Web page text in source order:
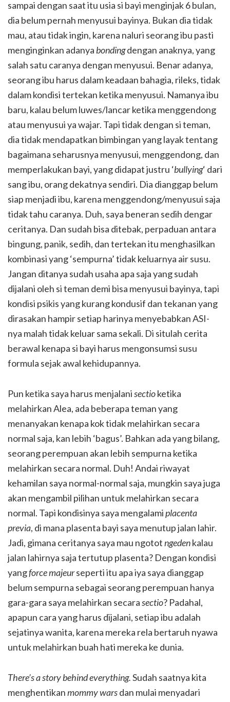
sampai dengan saat itu usia si bayi menginjak 6 bulan,
dia belum pernah menyusui bayinya. Bukan dia tidak
mau, atau tidak ingin, karena naluri seorang ibu pasti
menginginkan adanya bondingdengan anaknya, yang
salah satu caranya dengan menyusui. Benar adanya,
seorang ibu harus dalam keadaan bahagia, rileks, tidak
dalam kondisi tertekan ketika menyusui. Namanya ibu
baru, kalau belum luwes/lancar ketika menggendong
atau menyusui ya wajar. Tapi tidak dengan si teman,
dia tidak mendapatkan bimbingan yang layak tentang
bagaimana seharusnya menyusui, menggendong, dan
memperlakukan bayi, yang didapat justru ‘bullying‘ dari
sang ibu, orang dekatnya sendiri. Dia dianggap belum
siap menjadi ibu, karena menggendong/menyusui saja
tidak tahu caranya. Duh, saya beneran sedih dengar
ceritanya. Dan sudah bisa ditebak, perpaduan antara
bingung, panik, sedih, dan tertekan itu menghasilkan
kombinasi yang ‘sempurna’ tidak keluarnya air susu.
Jangan ditanya sudah usaha apa saja yang sudah
dijalani oleh si teman demi bisa menyusui bayinya, tapi
kondisi psikis yang kurang kondusif dan tekanan yang
dirasakan hampir setiap harinya menyebabkan ASI-
nya malah tidak keluar sama sekali. Di situlah cerita
berawal kenapa si bayi harus mengonsumsi susu
formula sejak awal kehidupannya.
Pun ketika saya harus menjalanisectioketika
melahirkan Alea, ada beberapa teman yang
menanyakan kenapa kok tidak melahirkan secara
normal saja, kan lebih ‘bagus’. Bahkan ada yang bilang,
seorang perempuan akan lebih sempurna ketika
melahirkan secara normal. Duh! Andai riwayat
kehamilan saya normal-normal saja, mungkin saya juga
akan mengambil pilihan untuk melahirkan secara
normal. Tapi kondisinya saya mengalamiplacenta
previa, di mana plasenta bayi saya menutup jalan lahir.
Jadi, gimana ceritanya saya mau ngototngedenkalau
jalan lahirnya saja tertutup plasenta? Dengan kondisi
yangforce majeurseperti itu apa iya saya dianggap
belum sempurna sebagai seorang perempuan hanya
gara-gara saya melahirkan secarasectio? Padahal,
apapun cara yang harus dijalani, setiap ibu adalah
sejatinya wanita, karena mereka rela bertaruh nyawa
untuk melahirkan buah hati mereka ke dunia.
There’s a story behind everything.Sudah saatnya kita
menghentikanmommy warsdan mulai menyadari